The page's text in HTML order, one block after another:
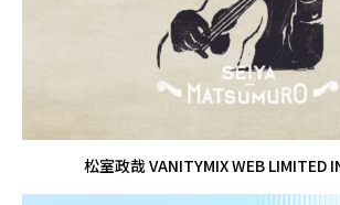
松室政哉 VANITYMIX WEB LIMITED